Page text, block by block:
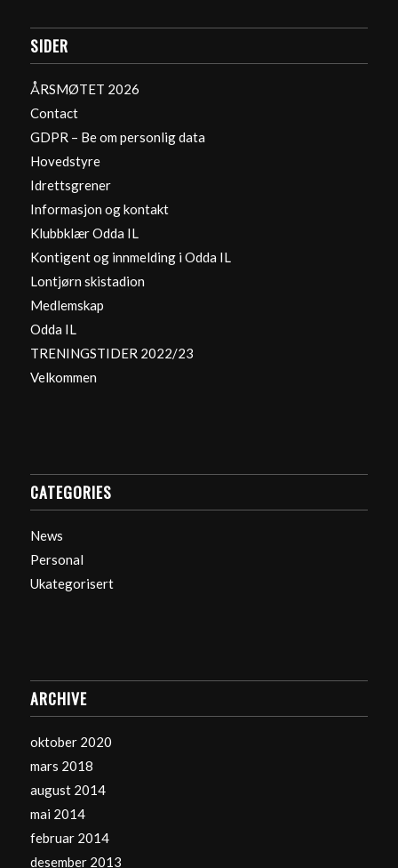
SIDER
ÅRSMØTET 2026
Contact
GDPR – Be om personlig data
Hovedstyre
Idrettsgrener
Informasjon og kontakt
Klubbklær Odda IL
Kontigent og innmelding i Odda IL
Lontjørn skistadion
Medlemskap
Odda IL
TRENINGSTIDER 2022/23
Velkommen
CATEGORIES
News
Personal
Ukategorisert
ARCHIVE
oktober 2020
mars 2018
august 2014
mai 2014
februar 2014
desember 2013